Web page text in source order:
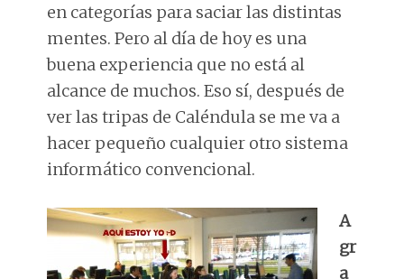
en categorías para saciar las distintas
mentes. Pero al día de hoy es una
buena experiencia que no está al
alcance de muchos. Eso sí, después de
ver las tripas de Caléndula se me va a
hacer pequeño cualquier otro sistema
informático convencional.
A
gr
a